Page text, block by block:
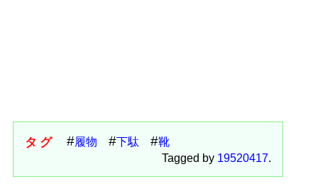
タグ 履物 下駄
靴
Tagged by 19520417.